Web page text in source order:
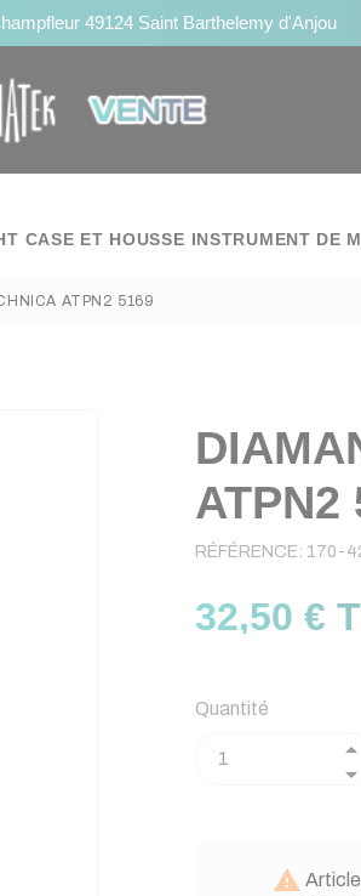
49124 Saint Barthelemy d'Anjou
CASE ET HOUSSE INSTRUMENT DE
ATPN2 5169
ATPN2
RÉFÉRENCE: 170-
32,50 €
Quantité
